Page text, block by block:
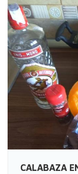
CALABAZA